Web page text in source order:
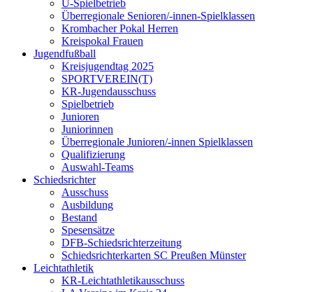
Ü-Spielbetrieb
Überregionale Senioren/-innen-Spielklassen
Krombacher Pokal Herren
Kreispokal Frauen
Jugendfußball
Kreisjugendtag 2025
SPORTVEREIN(T)
KR-Jugendausschuss
Spielbetrieb
Junioren
Juniorinnen
Überregionale Junioren/-innen Spielklassen
Qualifizierung
Auswahl-Teams
Schiedsrichter
Ausschuss
Ausbildung
Bestand
Spesensätze
DFB-Schiedsrichterzeitung
Schiedsrichterkarten SC Preußen Münster
Leichtathletik
KR-Leichtathletikausschuss